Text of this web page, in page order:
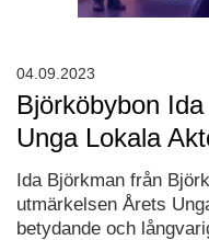
Björköbybon
Unga Lokala
Ida Björkman från
utmärkelsen Årets
betydande och
04.09.2023